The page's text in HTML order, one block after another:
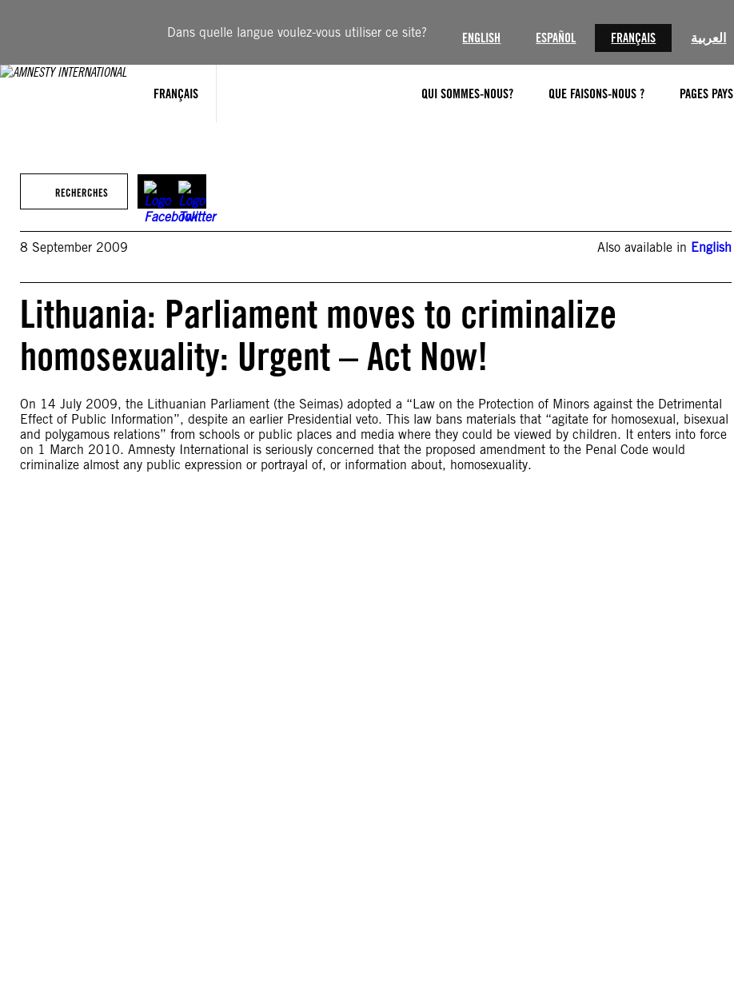
Dans quelle langue voulez-vous utiliser ce site? ENGLISH ESPAÑOL FRANÇAIS العربية
FRANÇAIS QUI SOMMES-NOUS? QUE FAISONS-NOUS ? PAGES PAYS
RECHERCHES
8 September 2009 Also available in English
Lithuania: Parliament moves to criminalize
homosexuality: Urgent – Act Now!
On 14 July 2009, the Lithuanian Parliament (the Seimas) adopted a “Law on the Protection of Minors against the Detrimental
Effect of Public Information”, despite an earlier Presidential veto. This law bans materials that “agitate for homosexual, bisexual
and polygamous relations” from schools or public places and media where they could be viewed by children. It enters into force
on 1 March 2010. Amnesty International is seriously concerned that the proposed amendment to the Penal Code would
criminalize almost any public expression or portrayal of, or information about, homosexuality.